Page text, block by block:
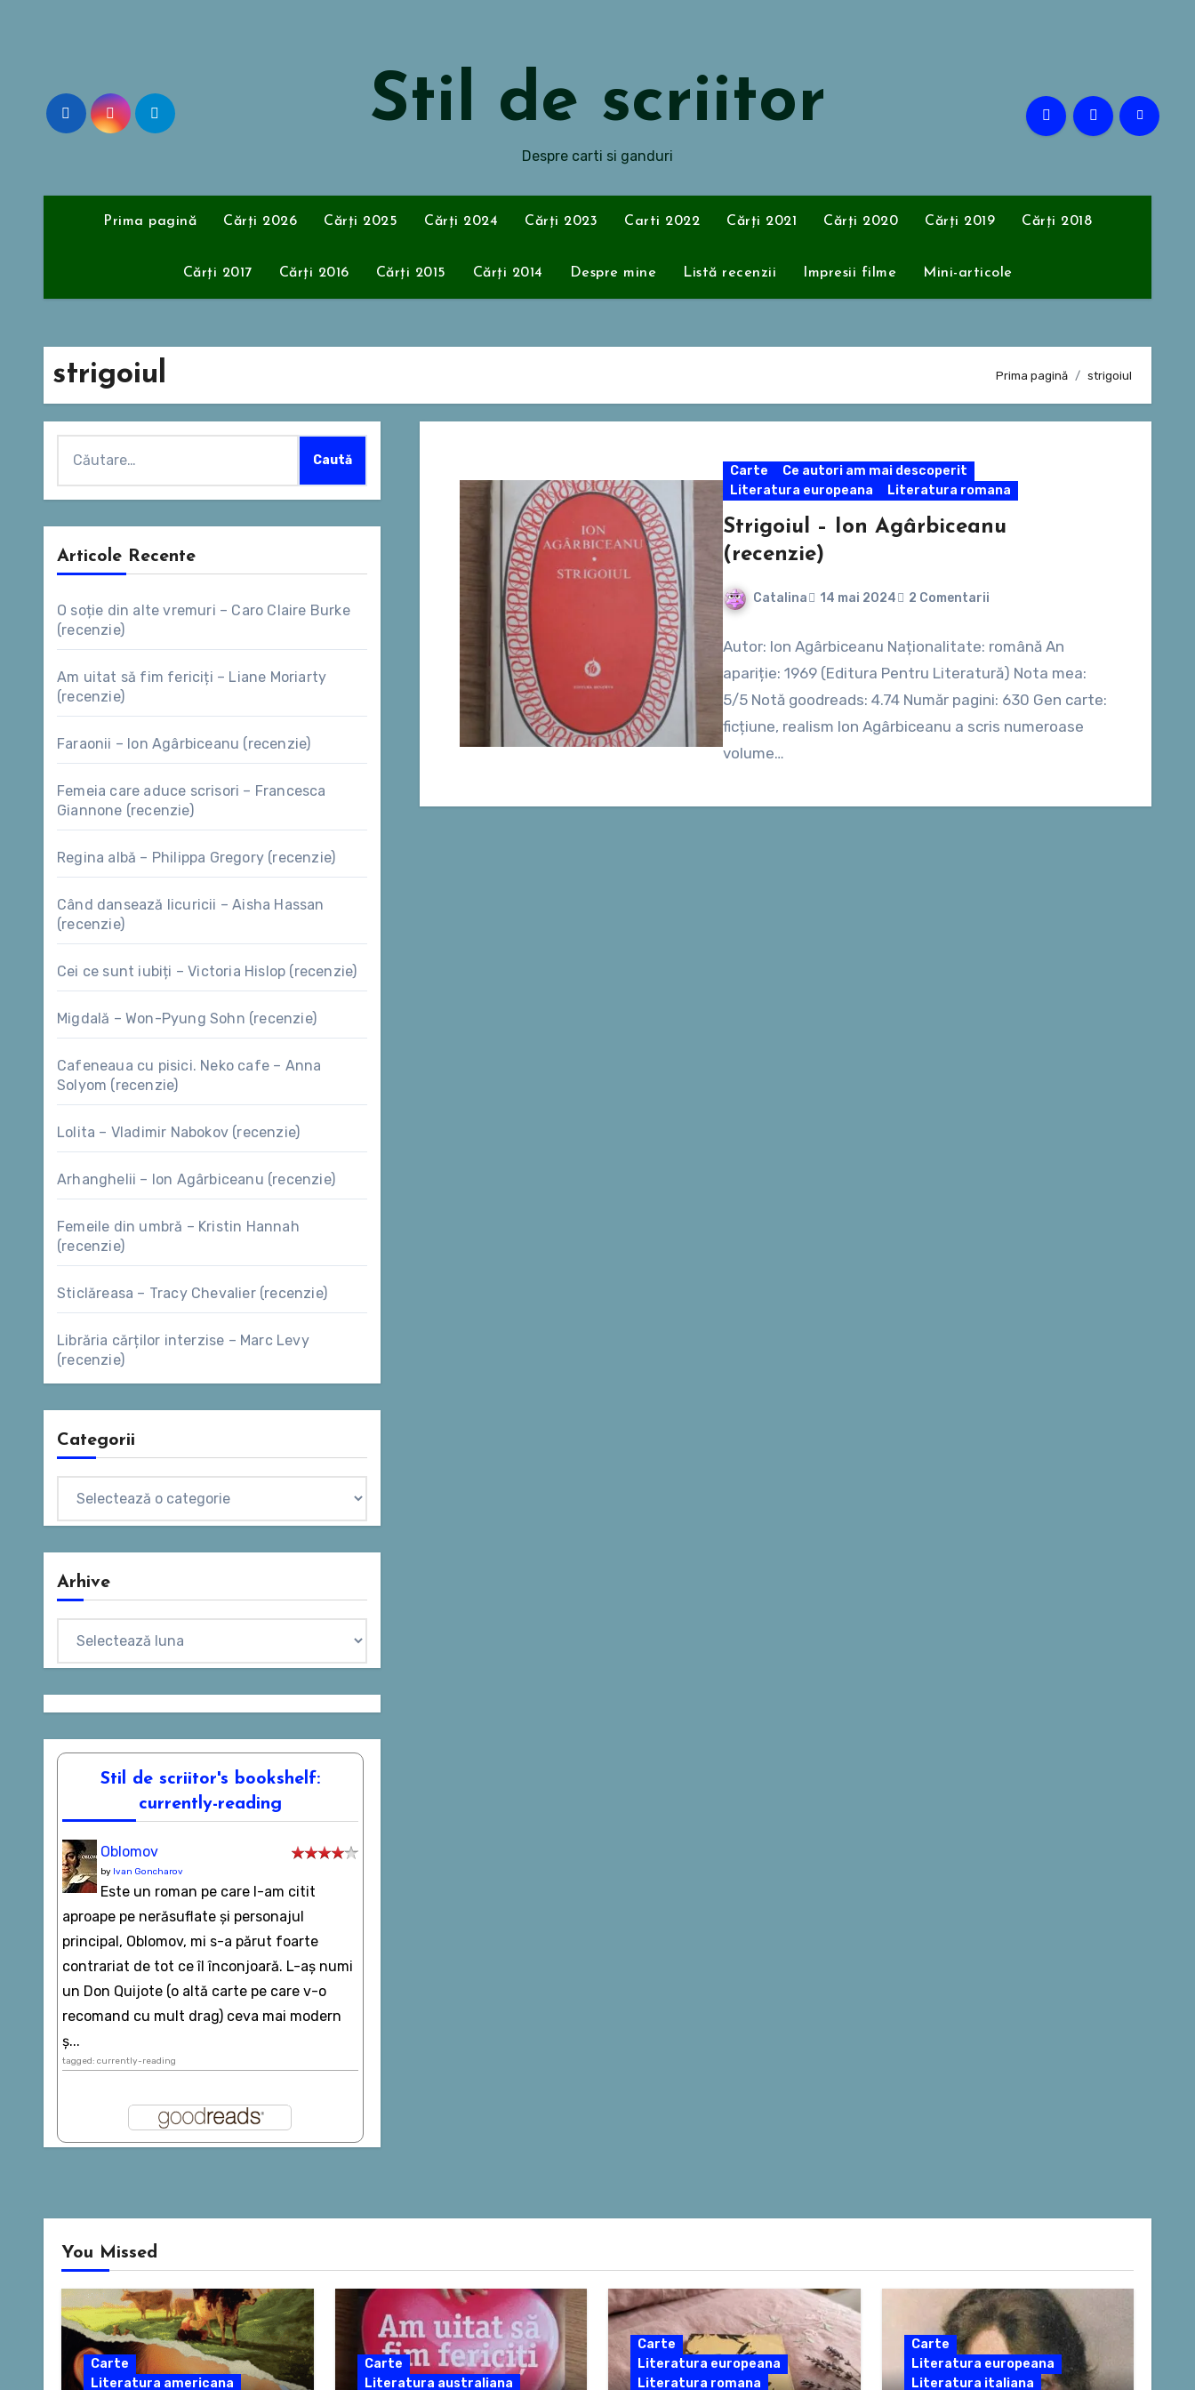
Stil de scriitor
Despre carti si ganduri
Prima pagină Cărți 2026 Cărți 2025 Cărți 2024 Cărți 2023 Carti 2022 Cărți 2021 Cărți 2020 Cărți 2019 Cărți 2018
Cărți 2017 Cărți 2016 Cărți 2015 Cărți 2014 Despre mine Listă recenzii Impresii filme Mini-articole
strigoiul Prima pagină strigoiul
după:
Articole Recente
O soție din alte vremuri – Caro Claire Burke
(recenzie)
Am uitat să fim fericiți – Liane Moriarty
(recenzie)
Faraonii – Ion Agârbiceanu (recenzie)
Femeia care aduce scrisori – Francesca
Giannone (recenzie)
Regina albă – Philippa Gregory (recenzie)
Când dansează licuricii – Aisha Hassan
(recenzie)
Cei ce sunt iubiți – Victoria Hislop (recenzie)
Migdală – Won-Pyung Sohn (recenzie)
Cafeneaua cu pisici. Neko cafe – Anna
Solyom (recenzie)
Lolita – Vladimir Nabokov (recenzie)
Arhanghelii – Ion Agârbiceanu (recenzie)
Femeile din umbră – Kristin Hannah
(recenzie)
Sticlăreasa – Tracy Chevalier (recenzie)
Librăria cărților interzise – Marc Levy
(recenzie)
Categorii
Arhive
Stil de scriitor's bookshelf:
currently-reading
Oblomov
by Ivan Goncharov
Este un roman pe care l-am citit
aproape pe nerăsuflate şi personajul
principal, Oblomov, mi s-a părut foarte
contrariat de tot ce îl înconjoară. L-aş numi
un Don Quijote (o altă carte pe care v-o
recomand cu mult drag) ceva mai modern
ș...
tagged: currently-reading
Carte
Ce autori am mai descoperit
Literatura europeana
Literatura romana
Strigoiul – Ion Agârbiceanu
(recenzie)
Catalina 14 mai 2024 2 Comentarii
Autor: Ion Agârbiceanu Naționalitate: română An
apariție: 1969 (Editura Pentru Literatură) Nota mea:
5/5 Notă goodreads: 4.74 Număr pagini: 630 Gen carte:
ficțiune, realism Ion Agârbiceanu a scris numeroase
volume…
You Missed
Carte
Literatura americana
Carte
Literatura australiana
Carte
Literatura europeana
Literatura romana
Carte
Literatura europeana
Literatura italiana